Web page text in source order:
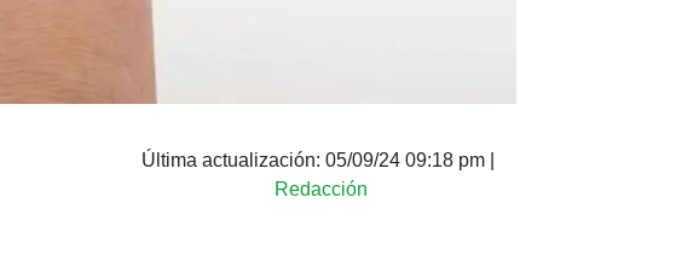
Última actualización: 05/09/24 09:18 pm
Redacción